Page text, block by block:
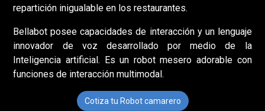
repartición inigualable en los restaurantes.
Bellabot posee capacidades de interacción y un lenguaje
innovador de voz desarrollado por medio de la
Inteligencia artificial. Es un robot mesero adorable con
funciones de interacción multimodal.
Cotiza tu Robot camarero